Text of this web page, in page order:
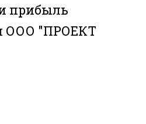
прибыль
ООО "ПРОЕКТ